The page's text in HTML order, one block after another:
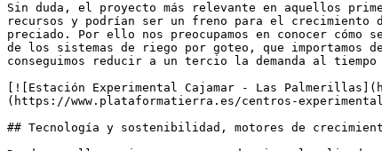
Sin duda, el proyecto más relevante en aquellos
recursos y podrían ser un freno para el crecimiento
preciado. Por ello nos preocupamos en conocer
de los sistemas de riego por goteo, que importamos
conseguimos reducir a un tercio la demanda al tiempo
[![Estación Experimental Cajamar - Las
(https://www.plataformatierra.es/centros-
## Tecnología y sostenibilidad, motores de